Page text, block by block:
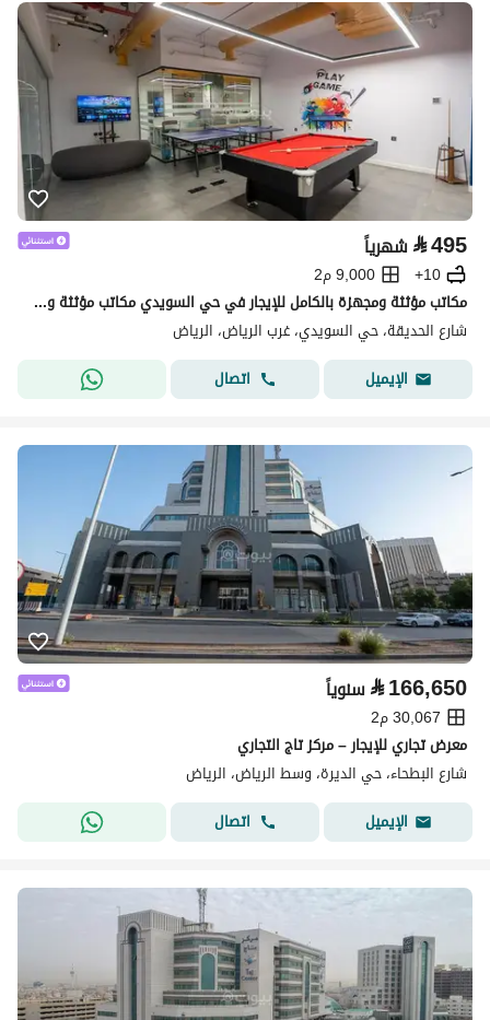
⃁495 شهرياً
10+
9,000 م2
مكاتب مؤثثة ومجهزة بالكامل للإيجار في حي السويدي مكاتب مؤثثة ومجهزة بالكامل للإيجار في حي السويدي
شارع الحديقة، حي السويدي، غرب الرياض، الرياض
الإيميل
اتصال
⃁166,650 سنوياً
30,067 م2
معرض تجاري للإيجار – مركز تاج التجاري
شارع البطحاء، حي الديرة، وسط الرياض، الرياض
الإيميل
اتصال